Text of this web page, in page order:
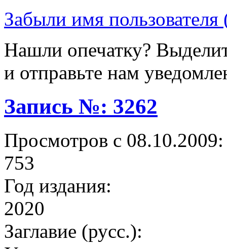
Забыли имя пользователя
Нашли опечатку?
и отправьте нам
Запись №: 3262
Просмотров с 08.10.2009:
753
Год издания:
2020
Заглавие (русс.):